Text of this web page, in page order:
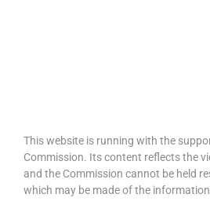
This website is running with the
Commission. Its content reflects the
and the Commission cannot be held
which may be made of the